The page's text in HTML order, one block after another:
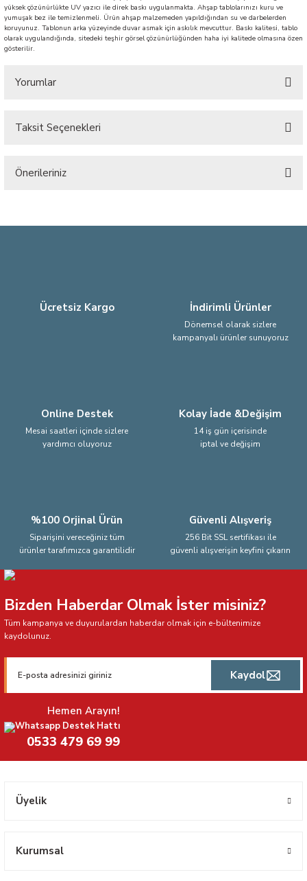
yüksek çözünürlükte UV yazıcı ile direk baskı uygulanmakta. Ahşap tablolarınızı kuru ve
yumuşak bez ile temizlenmeli. Ürün ahşap malzemeden yapıldığından su ve darbelerden
koruyunuz. Tablonun arka yüzeyinde duvar asmak için askılık mevcuttur. Baskı kalitesi, tablo
olarak uygulandığında, sitedeki teşhir görsel çözünürlüğünden haha iyi kalitede olmasına özen
gösterilir.
Yorumlar
Taksit Seçenekleri
Önerileriniz
Ürün açıklamasında eksik bilgiler bulunuyor.
Ücretsiz Kargo İndirimli Ürünler
Dönemsel olarak sizlere
kampanyalı ürünler sunuyoruz
Online Destek
Mesai saatleri içinde sizlere
yardımcı oluyoruz
Kolay İade &Değişim
14 iş gün içerisinde
iptal ve değişim
%100 Orjinal Ürün
Siparişini vereceğiniz tüm
ürünler tarafımızca garantilidir
Güvenli Alışveriş
256 Bit SSL sertifikası ile
güvenli alışverişin keyfini çıkarın
Bizden Haberdar Olmak İster misiniz?
Tüm kampanya ve duyurulardan haberdar olmak için e-bültenimize
kaydolunuz.
Kaydol
Hemen Arayın!
Whatsapp Destek Hattı
0533 479 69 99
Üyelik
Kurumsal